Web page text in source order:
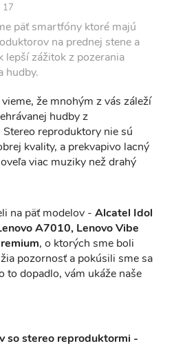
17
päť smartfóny ktoré majú
na prednej stene a
lepší zážitok z pozerania
hudby.
že mnohým z vás záleží
hudby z
reproduktory nie sú
kvality, a prekvapivo lacný
viac muziky než drahý
na päť modelov - Alcatel Idol
A7010, Lenovo Vibe
, o ktorých sme boli
pozornosť a pokúsili sme sa
to dopadlo, vám ukáže naše
so stereo reproduktormi -